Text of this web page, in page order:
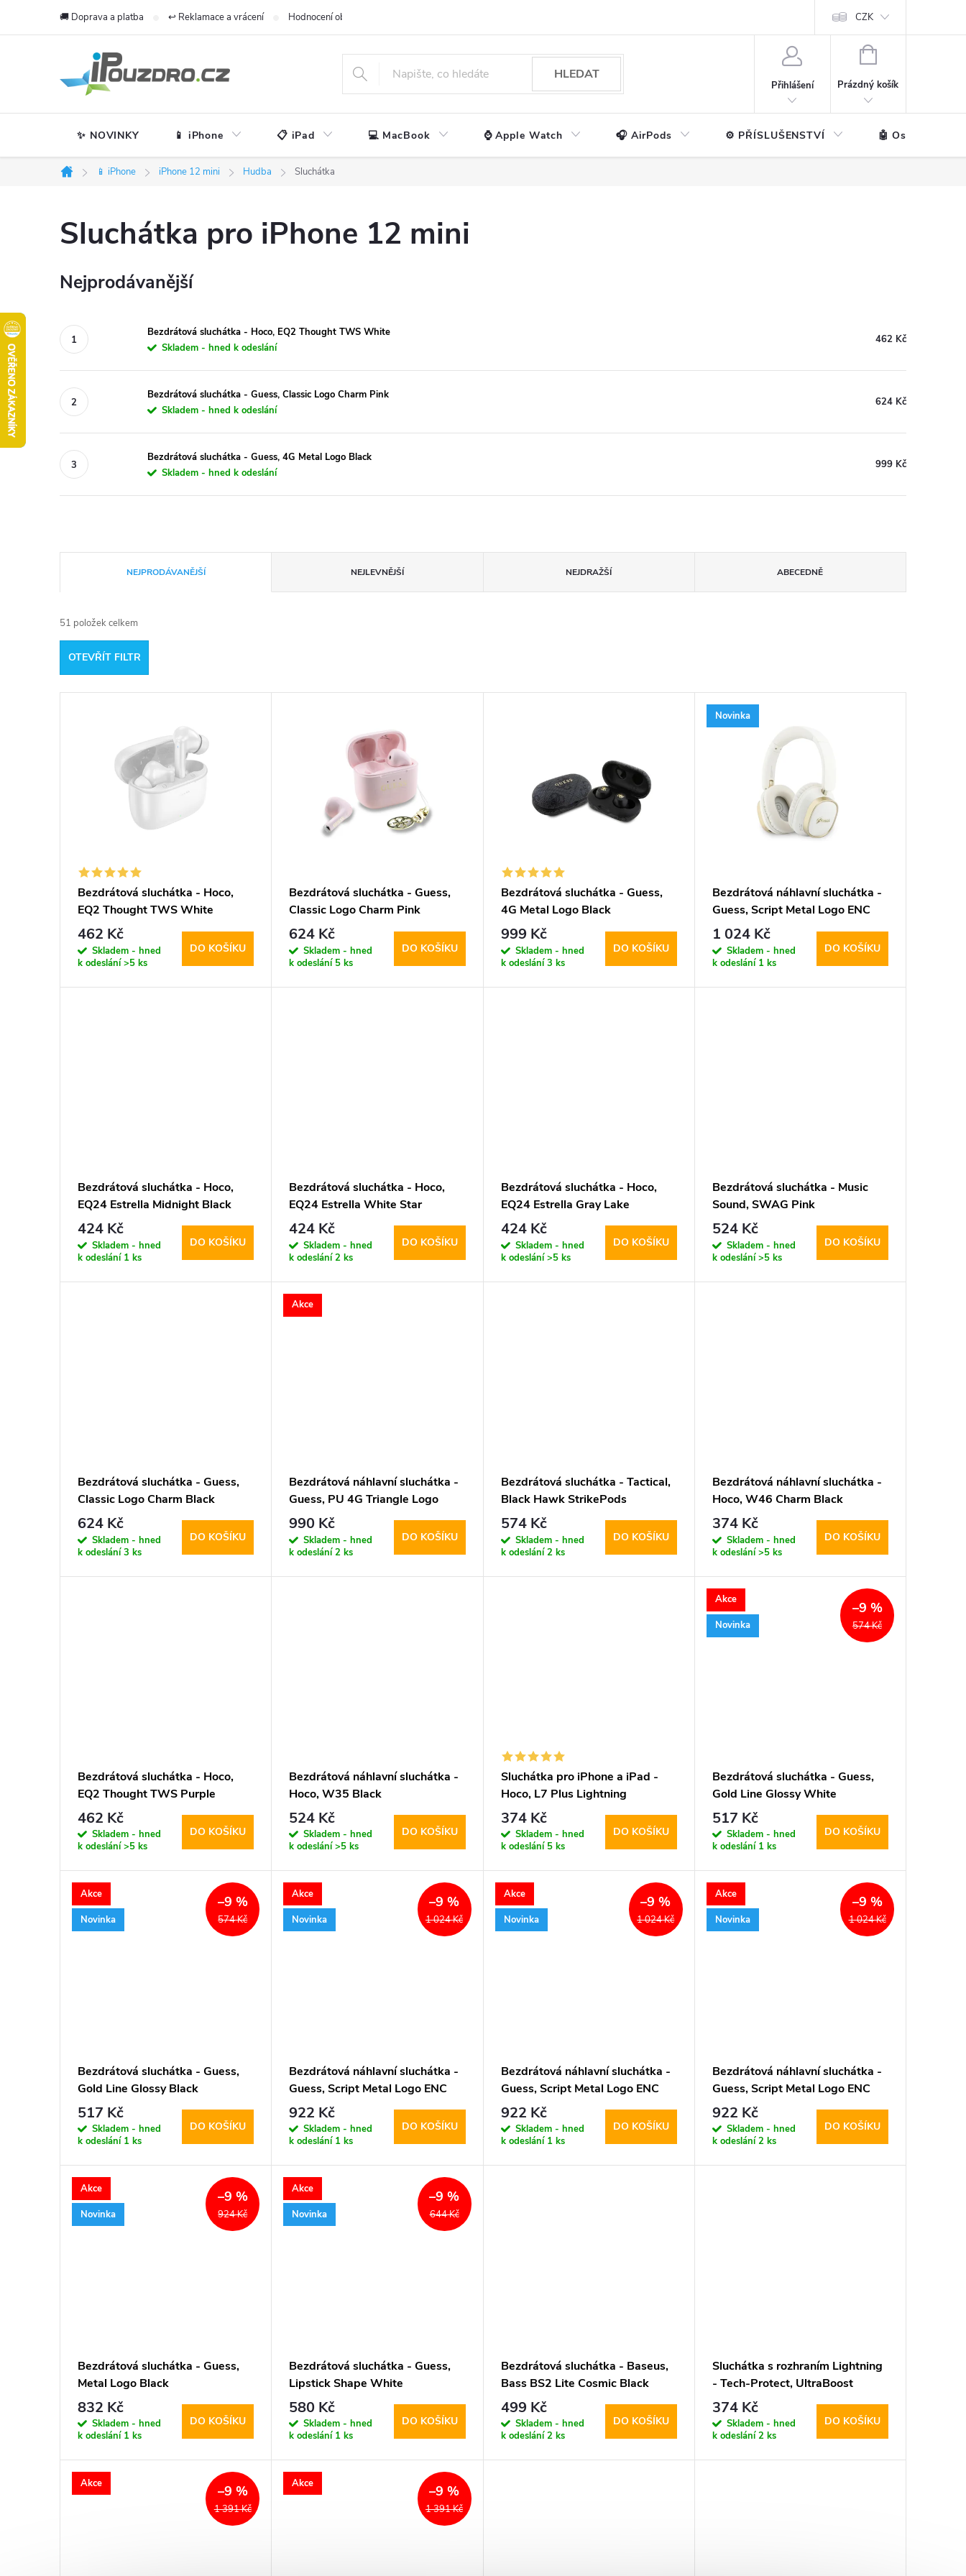
🚚 Doprava a platba ↩️ Reklamace a vrácení Hodnocení obchodu CZK
HLEDAT
Přihlášení
NÁKUPNÍ
Prázdný košík
✨ NOVINKY 📱 iPhone 📋 iPad 💻 MacBook ⌚ Apple Watch 🎧 AirPods ⚙️ PŘÍSLUŠENSTVÍ 🤖 Ostatní
Domů
📱 iPhone iPhone 12 mini Hudba Sluchátka
Sluchátka pro iPhone 12 mini
Nejprodávanější
Bezdrátová sluchátka - Hoco, EQ2 Thought TWS White
Skladem - hned k odeslání
462 Kč
Bezdrátová sluchátka - Guess, Classic Logo Charm Pink
Skladem - hned k odeslání
624 Kč
Bezdrátová sluchátka - Guess, 4G Metal Logo Black
Skladem - hned k odeslání
999 Kč
a
z
e
t
NEJPRODÁVANĚJŠÍ NEJLEVNĚJŠÍ NEJDRAŽŠÍ ABECEDNĚ
51 položek celkem
OTEVŘÍT FILTR
d
Bezdrátová sluchátka - Hoco,
EQ2 Thought TWS White
462 Kč
Skladem - hned
k odeslání>5 ks
DO KOŠÍKU
Bezdrátová sluchátka - Guess,
Classic Logo Charm Pink
624 Kč
Skladem - hned
k odeslání 5 ks
DO KOŠÍKU
Bezdrátová sluchátka - Guess,
4G Metal Logo Black
999 Kč
Skladem - hned
k odeslání3 ks
DO KOŠÍKU
Novinka
Bezdrátová náhlavní sluchátka -
Guess, Script Metal Logo ENC
White
1 024 Kč
Skladem - hned
k odeslání 1 ks
DO KOŠÍKU
Bezdrátová sluchátka - Hoco,
EQ24 Estrella Midnight Black
424 Kč
Skladem - hned
k odeslání 1 ks
DO KOŠÍKU
Bezdrátová sluchátka - Hoco,
EQ24 Estrella White Star
424 Kč
Skladem - hned
k odeslání2 ks
DO KOŠÍKU
Bezdrátová sluchátka - Hoco,
EQ24 Estrella Gray Lake
424 Kč
Skladem - hned
k odeslání>5 ks
DO KOŠÍKU
Bezdrátová sluchátka - Music
Sound, SWAG Pink
524 Kč
Skladem - hned
k odeslání>5 ks
DO KOŠÍKU
Bezdrátová sluchátka - Guess,
Classic Logo Charm Black
624 Kč
Skladem - hned
k odeslání3 ks
DO KOŠÍKU
Akce
Bezdrátová náhlavní sluchátka -
Guess, PU 4G Triangle Logo
Black
990 Kč
Skladem - hned
k odeslání2 ks
DO KOŠÍKU
Bezdrátová sluchátka - Tactical,
Black Hawk StrikePods
574 Kč
Skladem - hned
k odeslání2 ks
DO KOŠÍKU
Bezdrátová náhlavní sluchátka -
Hoco, W46 Charm Black
374 Kč
Skladem - hned
k odeslání>5 ks
DO KOŠÍKU
Bezdrátová sluchátka - Hoco,
EQ2 Thought TWS Purple
462 Kč
Skladem - hned
k odeslání>5 ks
DO KOŠÍKU
Bezdrátová náhlavní sluchátka -
Hoco, W35 Black
524 Kč
Skladem - hned
k odeslání>5 ks
DO KOŠÍKU
Sluchátka pro iPhone a iPad -
Hoco, L7 Plus Lightning
374 Kč
Skladem - hned
k odeslání 5 ks
DO KOŠÍKU
Akce
Novinka
574 Kč
–9 %
Bezdrátová sluchátka - Guess,
Gold Line Glossy White
517 Kč
Skladem - hned
k odeslání 1 ks
DO KOŠÍKU
Akce
Novinka
574 Kč
–9 %
Bezdrátová sluchátka - Guess,
Gold Line Glossy Black
517 Kč
Skladem - hned
k odeslání 1 ks
DO KOŠÍKU
Akce
Novinka
1 024 Kč
–9 %
Bezdrátová náhlavní sluchátka -
Guess, Script Metal Logo ENC
Pink
922 Kč
Skladem - hned
k odeslání 1 ks
DO KOŠÍKU
Akce
Novinka
1 024 Kč
–9 %
Bezdrátová náhlavní sluchátka -
Guess, Script Metal Logo ENC
Black
922 Kč
Skladem - hned
k odeslání 1 ks
DO KOŠÍKU
Akce
Novinka
1 024 Kč
–9 %
Bezdrátová náhlavní sluchátka -
Guess, Script Metal Logo ENC
Orange
922 Kč
Skladem - hned
k odeslání2 ks
DO KOŠÍKU
Akce
Novinka
924 Kč
–9 %
Bezdrátová sluchátka - Guess,
Metal Logo Black
832 Kč
Skladem - hned
k odeslání 1 ks
DO KOŠÍKU
Akce
Novinka
644 Kč
–9 %
Bezdrátová sluchátka - Guess,
Lipstick Shape White
580 Kč
Skladem - hned
k odeslání 1 ks
DO KOŠÍKU
Bezdrátová sluchátka - Baseus,
Bass BS2 Lite Cosmic Black
499 Kč
Skladem - hned
k odeslání2 ks
DO KOŠÍKU
Sluchátka s rozhraním Lightning
- Tech-Protect, UltraBoost
Lightning Core G2 White
374 Kč
Skladem - hned
k odeslání2 ks
DO KOŠÍKU
Akce
1 391 Kč
–9 % Akce
1 391 Kč
–9 %